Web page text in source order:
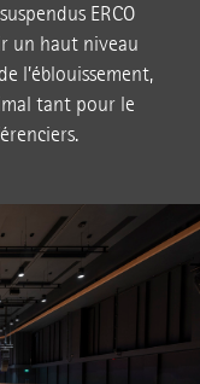
ERCO
un haut niveau
l’éblouissement,
tant pour le